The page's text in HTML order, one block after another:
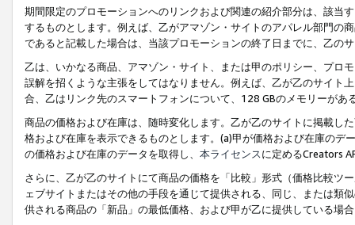
期間限定のプロモーションへのリンクおよび関連の紹介部分は、該当
するものとします。例えば、乙がアマゾン・サイトのアパレル部門の
であると記載した場合は、当該プロモーションの終了日までに、乙の
乙は、いかなる商品、アマゾン・サイト、または甲のポリシー、プロ
誤解を招くような主張をしてはなりません。例えば、乙が乙のサイト
合、乙はリンク先のスマートフォンについて、128 GBのメモリーがあ
商品の価格および在庫は、随時変化します。乙が乙のサイトに掲載し
格および在庫を表示できるものとします。(a)甲が価格および在庫の
の価格および在庫のデータを取得し、 本ライセンスに定めるCreators
さらに、乙が乙のサイトにて商品の価格を「比較」形式（価格比較ツ
ェブサイトまたはその他の手段を通じて提供される、同じ、または類
供される商品の「新品」の最低価格、および甲が乙に提供している場